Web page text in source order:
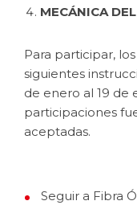
MECÁNICA
Para participar,
siguientes
de enero al 19 de
participaciones
aceptadas.
Seguir a Fibra